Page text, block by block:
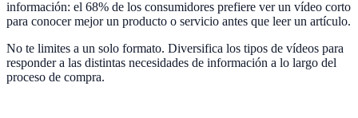
información: el 68% de los consumidores prefiere ver un vídeo corto
para conocer mejor un producto o servicio antes que leer un artículo.
No te limites a un solo formato. Diversifica los tipos de vídeos para
responder a las distintas necesidades de información a lo largo del
proceso de compra.